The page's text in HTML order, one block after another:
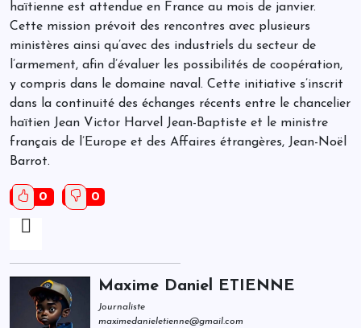
haïtienne est attendue en France au mois de janvier.
Cette mission prévoit des rencontres avec plusieurs
ministères ainsi qu’avec des industriels du secteur de
l’armement, afin d’évaluer les possibilités de coopération,
y compris dans le domaine naval. Cette initiative s’inscrit
dans la continuité des échanges récents entre le chancelier
haïtien Jean Victor Harvel Jean-Baptiste et le ministre
français de l’Europe et des Affaires étrangères, Jean-Noël
Barrot.
0 0
Maxime Daniel ETIENNE
Journaliste
maximedanieletienne@gmail.com